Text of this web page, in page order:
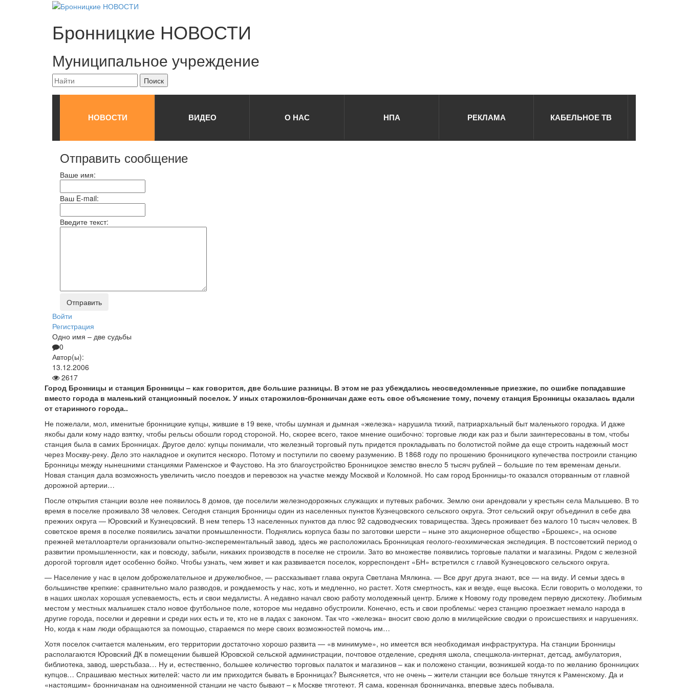
Бронницкие НОВОСТИ
Муниципальное учреждение
НОВОСТИ ВИДЕО О НАС НПА РЕКЛАМА КАБЕЛЬНОЕ ТВ
Отправить сообщение
Ваше имя:
Ваш E-mail:
Введите текст:
Войти
Регистрация
Одно имя – две судьбы
0
Автор(ы):
13.12.2006
2617
Город Бронницы и станция Бронницы – как говорится, две большие разницы. В этом не раз убеждались неосведомленные приезжие, по ошибке попадавшие
вместо города в маленький станционный поселок. У иных старожилов-бронничан даже есть свое объяснение тому, почему станция Бронницы оказалась вдали
от старинного города..
Не пожелали, мол, именитые бронницкие купцы, жившие в 19 веке, чтобы шумная и дымная «железка» нарушила тихий, патриархальный быт маленького городка. И даже
якобы дали кому надо взятку, чтобы рельсы обошли город стороной. Но, скорее всего, такое мнение ошибочно: торговые люди как раз и были заинтересованы в том, чтобы
станция была в самих Бронницах. Другое дело: купцы понимали, что железный торговый путь придется прокладывать по болотистой пойме да еще строить надежный мост
через Москву-реку. Дело это накладное и окупится нескоро. Потому и поступили по своему разумению. В 1868 году по прошению бронницкого купечества построили станцию
Бронницы между нынешними станциями Раменское и Фаустово. На это благоустройство Бронницкое земство внесло 5 тысяч рублей – большие по тем временам деньги.
Новая станция дала возможность увеличить число поездов и перевозок на участке между Москвой и Коломной. Но сам город Бронницы-то оказался оторванным от главной
дорожной артерии…
После открытия станции возле нее появилось 8 домов, где поселили железнодорожных служащих и путевых рабочих. Землю они арендовали у крестьян села Малышево. В то
время в поселке проживало 38 человек. Сегодня станция Бронницы один из населенных пунктов Кузнецовского сельского округа. Этот сельский округ объединил в себе два
прежних округа — Юровский и Кузнецовский. В нем теперь 13 населенных пунктов да плюс 92 садоводческих товарищества. Здесь проживает без малого 10 тысяч человек. В
советское время в поселке появились зачатки промышленности. Поднялись корпуса базы по заготовки шерсти – ныне это акционерное общество «Брошекс», на основе
прежней металлоартели организовали опытно-эксперементальный завод, здесь же расположилась Бронницкая геолого-геохимическая экспедиция. В постсоветский период о
развитии промышленности, как и повсюду, забыли, никаких производств в поселке не строили. Зато во множестве появились торговые палатки и магазины. Рядом с железной
дорогой торговля идет особенно бойко. Чтобы узнать, чем живет и как развивается поселок, корреспондент «БН» встретился с главой Кузнецовского сельского округа.
— Население у нас в целом доброжелательное и дружелюбное, — рассказывает глава округа Светлана Мялкина. — Все друг друга знают, все — на виду. И семьи здесь в
большинстве крепкие: сравнительно мало разводов, и рождаемость у нас, хоть и медленно, но растет. Хотя смертность, как и везде, еще высока. Если говорить о молодежи, то
в наших школах хорошая успеваемость, есть и свои медалисты. А недавно начал свою работу молодежный центр. Ближе к Новому году проведем первую дискотеку. Любимым
местом у местных мальчишек стало новое футбольное поле, которое мы недавно обустроили. Конечно, есть и свои проблемы: через станцию проезжает немало народа в
другие города, поселки и деревни и среди них есть и те, кто не в ладах с законом. Так что «железка» вносит свою долю в милицейские сводки о происшествиях и нарушениях.
Но, когда к нам люди обращаются за помощью, стараемся по мере своих возможностей помочь им…
Хотя поселок считается маленьким, его территории достаточно хорошо развита — «в минимуме», но имеется вся необходимая инфраструктура. На станции Бронницы
располагаются Юровский ДК в помещении бывшей Юровской сельской администрации, почтовое отделение, средняя школа, спецшкола-интернат, детсад, амбулатория,
библиотека, завод, шерстьбаза… Ну и, естественно, большее количество торговых палаток и магазинов – как и положено станции, возникшей когда-то по желанию бронницких
купцов… Спрашиваю местных жителей: часто ли им приходится бывать в Бронницах? Выясняется, что не очень – жители станции все больше тянутся к Раменскому. Да и
«настоящим» бронничанам на одноименной станции не часто бывают – к Москве тяготеют. Я сама, коренная бронничанка, впервые здесь побывала.